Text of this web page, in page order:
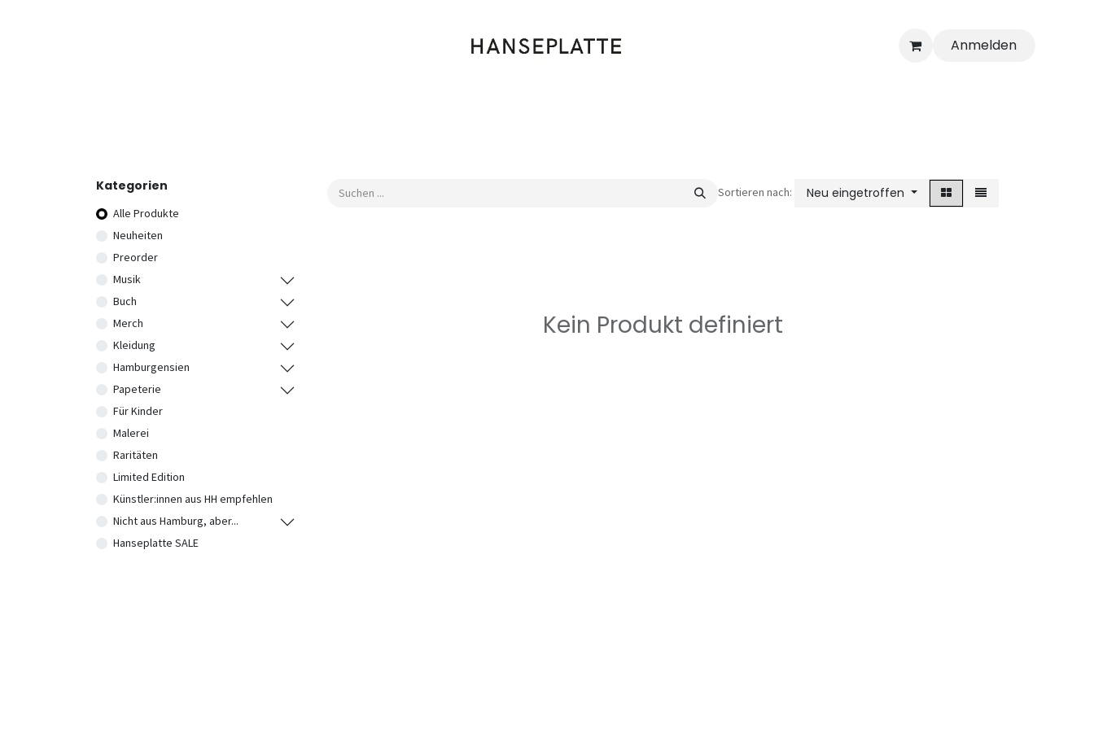
Anmelden
Kategorien
Alle Produkte
Neuheiten
Preorder
Musik
Buch
Merch
Kleidung
Hamburgensien
Papeterie
Für Kinder
Malerei
Raritäten
Limited Edition
Künstler:innen aus HH empfehlen
Nicht aus Hamburg, aber...
Hanseplatte SALE
Sortieren nach: Neu eingetroffen
Kein Produkt definiert